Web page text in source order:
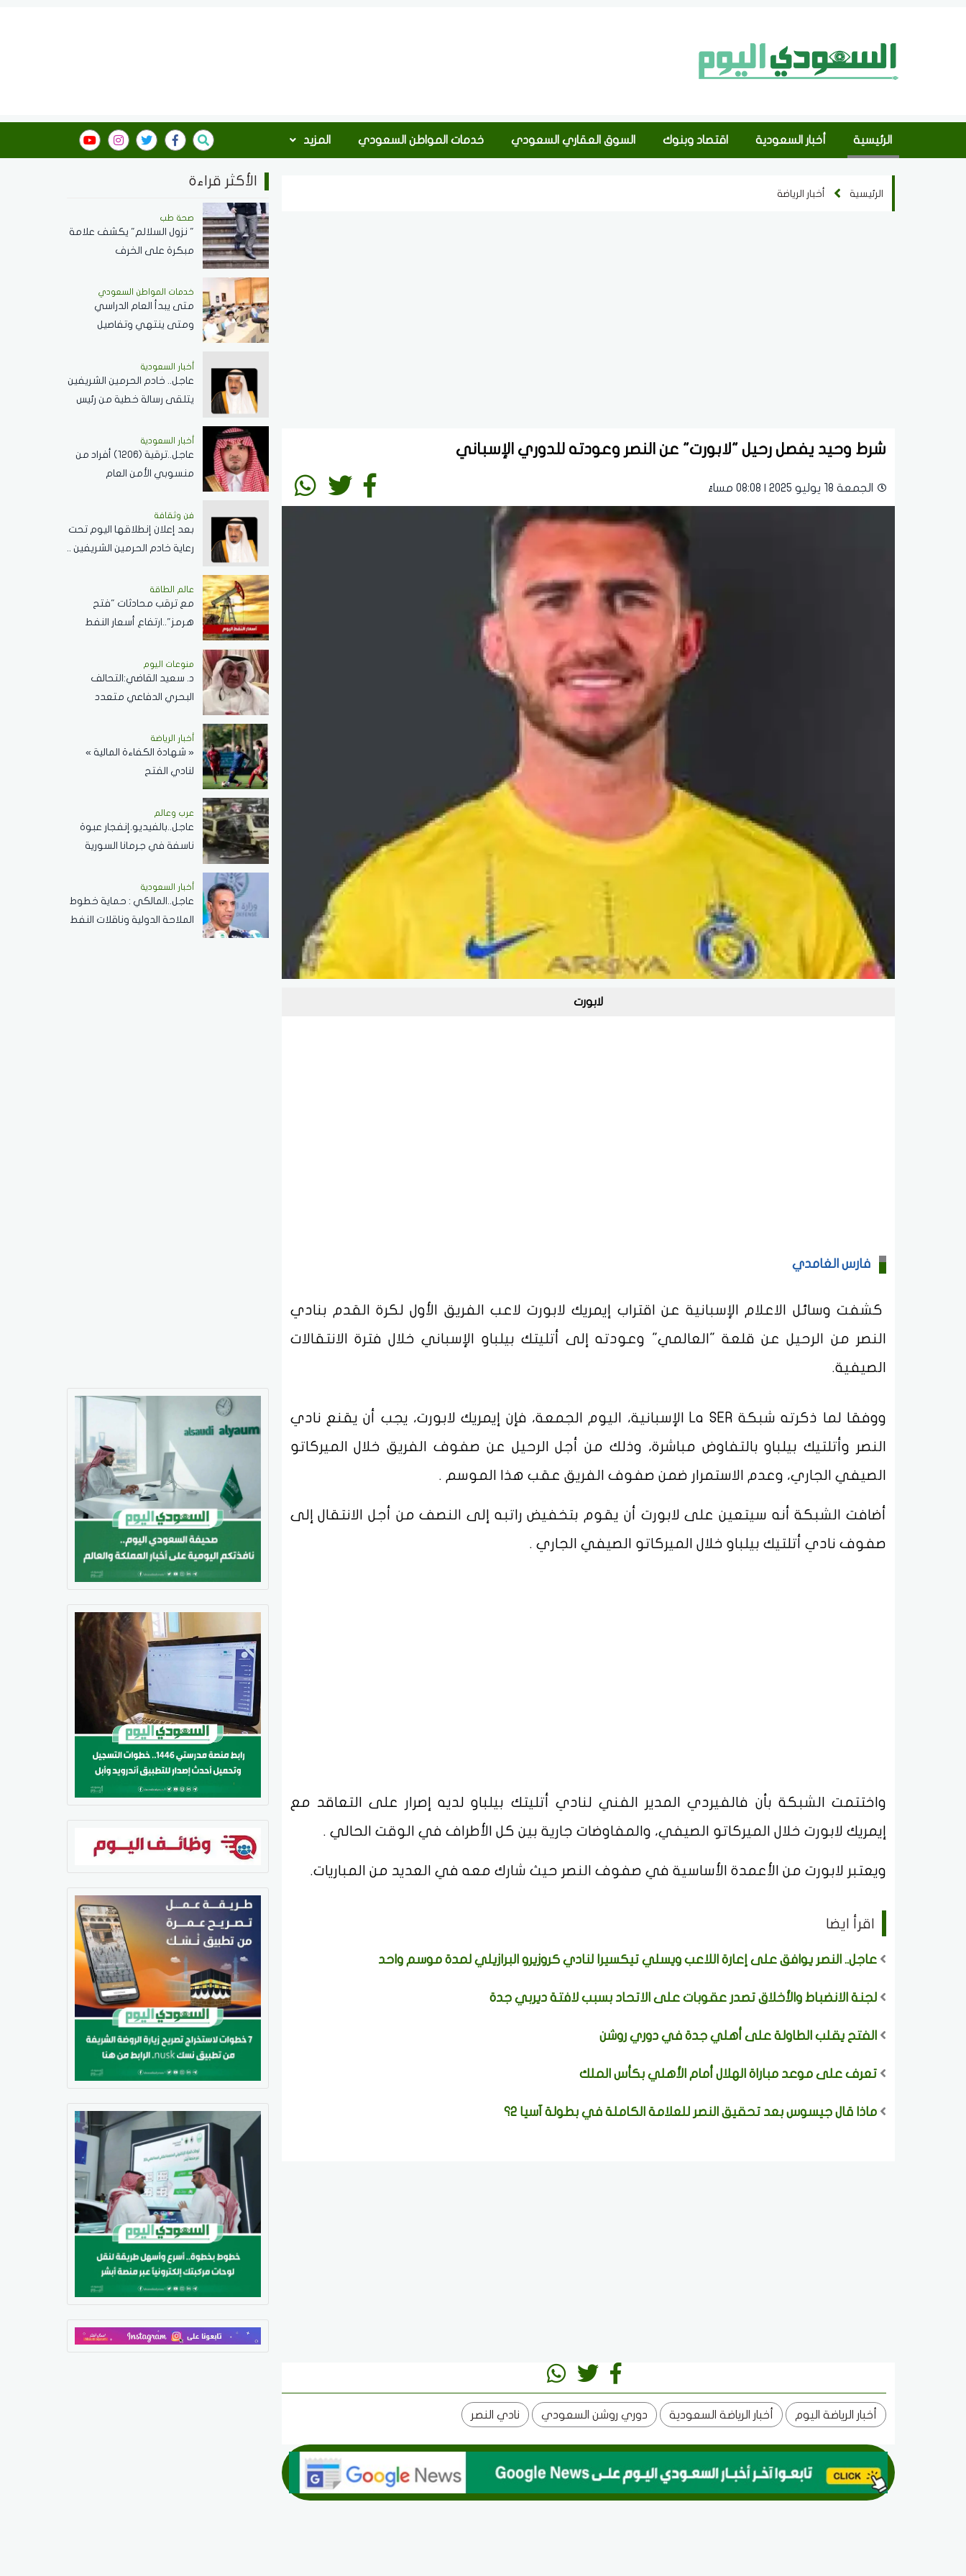
الرئيسية أخبار السعودية اقتصاد وبنوك السوق العقاري السعودي خدمات المواطن السعودي المزيد
الرئيسية أخبار الرياضة
شرط وحيد يفصل رحيل "لابورت" عن النصر وعودته للدوري الإسباني
الجمعة 18 يوليو 2025 | 08:08 مساءً
لابورت
فارس الغامدي
كشفت وسائل الاعلام الإسبانية عن اقتراب إيمريك لابورت لاعب الفريق الأول لكرة القدم بنادي
النصر من الرحيل عن قلعة "العالمي" وعودته إلى أتليتك بيلباو الإسباني خلال فترة الانتقالات
الصيفية.
ووفقا لما ذكرته شبكة La SER الإسبانية، اليوم الجمعة، فإن إيمريك لابورت، يجب أن يقنع نادي
النصر وأتلتيك بيلباو بالتفاوض مباشرة، وذلك من أجل الرحيل عن صفوف الفريق خلال الميركاتو
الصيفي الجاري، وعدم الاستمرار ضمن صفوف الفريق عقب هذا الموسم .
أضافت الشبكة أنه سيتعين على لابورت أن يقوم بتخفيض راتبه إلى النصف من أجل الانتقال إلى
صفوف نادي أتلتيك بيلباو خلال الميركاتو الصيفي الجاري .
واختتمت الشبكة بأن فالفيردي المدير الفني لنادي أتليتك بيلباو لديه إصرار على التعاقد مع
إيمريك لابورت خلال الميركاتو الصيفي، والمفاوضات جارية بين كل الأطراف في الوقت الحالي .
ويعتبر لابورت من الأعمدة الأساسية في صفوف النصر حيث شارك معه في العديد من المباريات.
اقرأ ايضا
عاجل.. النصر يوافق على إعارة اللاعب ويسلي تيكسيرا لنادي كروزيرو البرازيلي لمدة موسم واحد
لجنة الانضباط والأخلاق تصدر عقوبات على الاتحاد بسبب لافتة ديربي جدة
الفتح يقلب الطاولة على أهلي جدة في دوري روشن
تعرف على موعد مباراة الهلال أمام الأهلي بكأس الملك
ماذا قال جيسوس بعد تحقيق النصر للعلامة الكاملة في بطولة آسيا 2؟
أخبار الرياضة اليوم أخبار الرياضة السعودية دوري روشن السعودي نادي النصر
الأكثر قراءة
صحة طب
" نزول السلالم" يكشف علامة
مبكرة على الخرف
خدمات المواطن السعودي
‏متى يبدأ العام الدراسي
ومتى ينتهي وتفاصيل
أخبار السعودية
عاجل.. خادم الحرمين الشريفين
يتلقى رسالة خطية من رئيس
العلاقات الثنائية
أخبار السعودية
عاجل..ترقية (1206) أفراد من
منسوبي الأمن العام
فن وثقافة
بعد إعلان إنطلاقها اليوم تحت
رعاية خادم الحرمين الشريفين ..
مسابقة الملك عبدالعزيز
الدولية لحفظ القرآن الكريم
عالم الطاقة
مع ترقب محادثات "فتح
هرمز"..ارتفاع أسعار النفط
دولارًا للبرميل
منوعات اليوم
د. سعيد القاضي:التحالف
البحري الدفاعي متعدد
وسلام في المضائق المائية
أخبار الرياضة
« شهادة الكفاءة المالية »
لنادي الفتح
عرب وعالم
عاجل..بالفيديو.إنفجار عبوة
ناسفة في جرمانا السورية
أخبار السعودية
عاجل..المالكي : حماية خطوط
الملاحة الدولية وناقلات النفط